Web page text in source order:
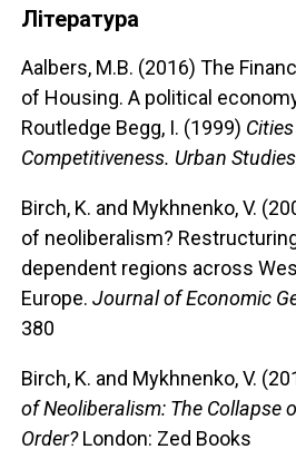
Література
Aalbers, M.B. (2016) The
of Housing. A political
Routledge Begg, I. (1999)
Competitiveness. Urban Studies
Birch, K. and Mykhnenko, V.
of neoliberalism?
dependent regions across
Europe.Journal of Economic
380
Birch, K. and Mykhnenko, V.
of Neoliberalism: The Collapse
Order?London: Zed Books